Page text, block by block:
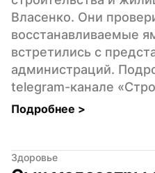
Власенко. Они
восстанавливаемые
встретились с
администраций.
telegram-канале
Подробнее >
Здоровье